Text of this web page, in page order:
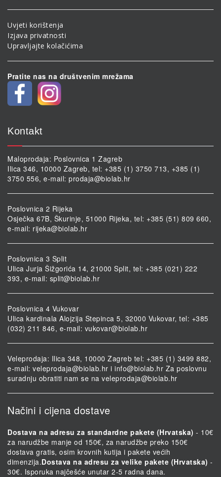
Uvjeti korištenja
Izjava privatnosti
Upravljajte kolačićima
Pratite nas na društvenim mrežama
Kontakt
Maloprodaja: Poslovnica 1 Zagreb
Ilica 346, 10000 Zagreb, tel: +385 (1) 3750 713, +385 (1)
3750 556, e-mail: prodaja@biolab.hr
Poslovnica 2 Rijeka
Osječka 67B, Škurinje, 51000 Rijeka, tel: +385 (51) 809 660,
e-mail: rijeka@biolab.hr
Poslovnica 3 Split
Ulica Jurja Šižgorića 14, 21000 Split, tel: +385 (021) 222
393, e-mail: split@biolab.hr
Poslovnica 4 Vukovar
Ulica kardinala Alojzija Stepinca 5, 32000 Vukovar, tel: +385
(032) 211 846, e-mail: vukovar@biolab.hr
Veleprodaja: Ilica 348, 10000 Zagreb tel: +385 (1) 3499 882,
e-mail: veleprodaja@biolab.hr i info@biolab.hr Za poslovnu
suradnju obratiti nam se na veleprodaja@biolab.hr
Načini i cijena dostave
Dostava na adresu za standardne pakete (Hrvatska) - 10€
za narudžbe manje od 150€, za narudžbe preko 150€
dostava gratis, osim krovnih kutija i pakete većih
dimenzija.Dostava na adresu za velike pakete (Hrvatska) -
30€. Isporuka najčešće unutar 2-5 radna dana.